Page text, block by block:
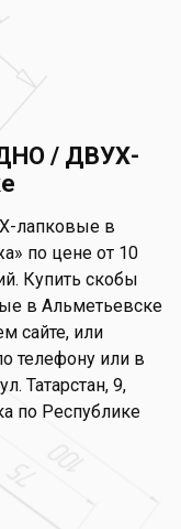
/ ДВУХ-
лапковые в
по цене от 10
Купить скобы
в Альметьевске
сайте, или
телефону или в
Татарстан, 9,
по Республике